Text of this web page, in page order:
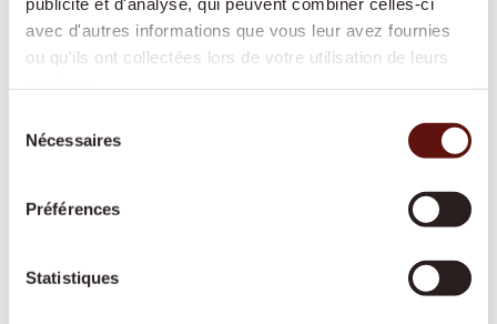
avec d'autres informations que vous leur avez fournies
ou qu'ils ont collectées lors de votre utilisation de leurs
Nécessaires
Préférences
Statistiques
nuit, pour continuer à vivre chez soi en toute
sécurité sans devoir déménager en
établissement médico-social.
Cuisine, ménage, lessive ou courses : nous